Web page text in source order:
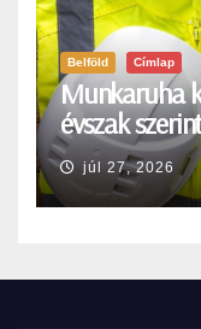
Belföld Címlap
Munkaruha
évszak
júl 27, 2026